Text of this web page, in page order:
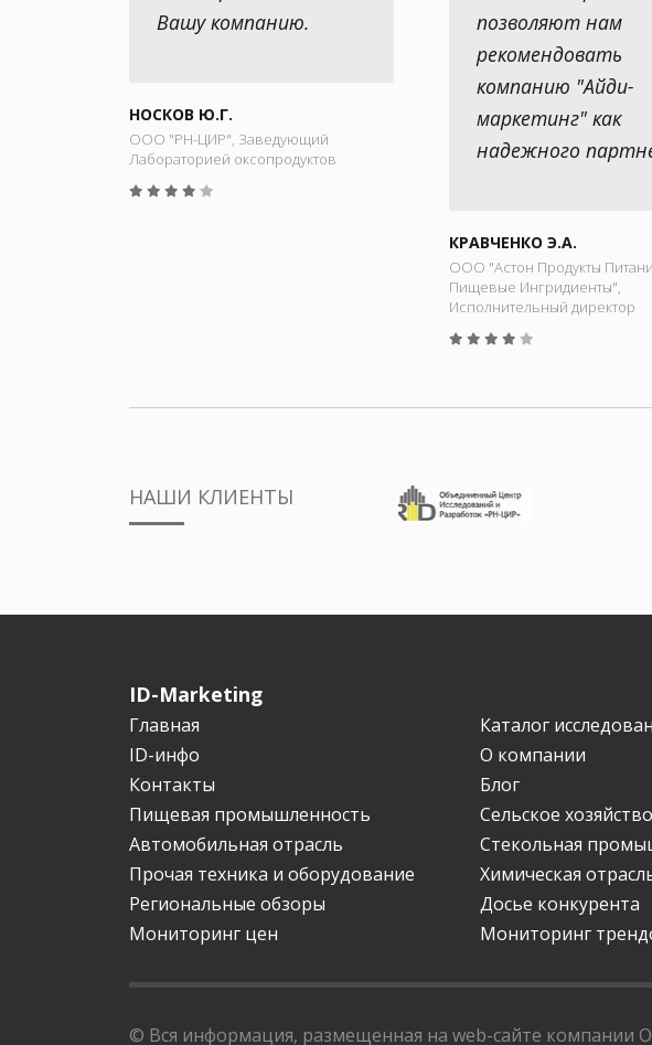
Вашу компанию.
НОСКОВ Ю.Г.
ООО "РН-ЦИР", Заведующий
Лабораторией оксопродуктов
позволяют нам
рекомендовать
компанию "Айди-
маркетинг" как
надежного
КРАВЧЕНКО Э.А.
ООО "Астон Продукты
Пищевые Ингридиенты",
Исполнительный директор
НАШИ КЛИЕНТЫ
ID-Marketing
Главная
Каталог
ID-инфо
О компании
Контакты
Блог
Пищевая промышленность
Сельское хозяйство
Автомобильная отрасль
Стекольная
Прочая техника и оборудование
Химическая
Региональные обзоры
Досье конкурента
Мониторинг цен
Мониторинг
© Вся информация, размещенная на web-сайте компании